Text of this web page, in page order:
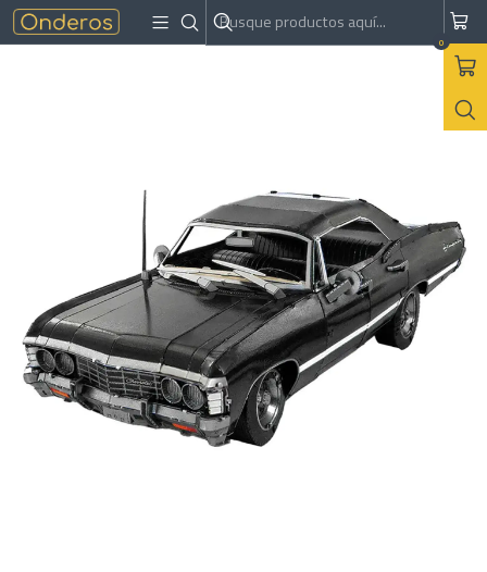
0
Inicio Armables Metal 1967 Chevy Impala | Metal Earth